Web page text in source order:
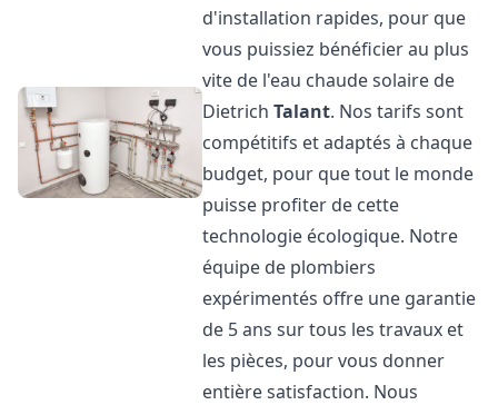
d'installation rapides, pour que
vous puissiez bénéficier au plus
vite de l'eau chaude solaire de
DietrichTalant. Nos tarifs sont
compétitifs et adaptés à chaque
budget, pour que tout le monde
puisse profiter de cette
technologie écologique. Notre
équipe de plombiers
expérimentés offre une garantie
de 5 ans sur tous les travaux et
les pièces, pour vous donner
entière satisfaction. Nous